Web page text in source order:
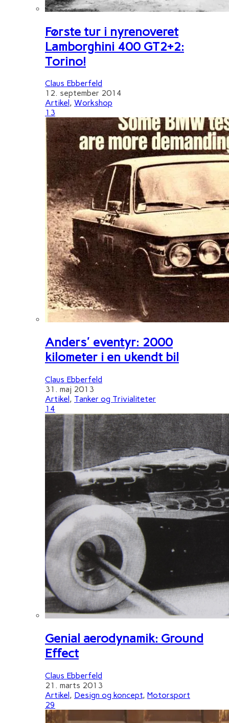
Første tur i nyrenoveret
Lamborghini 400 GT2+2:
Torino!
Claus Ebberfeld
12. september 2014
Artikel , Workshop
13
Anders' eventyr: 2000
kilometer i en ukendt bil
Claus Ebberfeld
31. maj 2013
Artikel , Tanker og Trivialiteter
14
Genial aerodynamik: Ground
Effect
Claus Ebberfeld
21. marts 2013
Artikel, Design og koncept, Motorsport
29